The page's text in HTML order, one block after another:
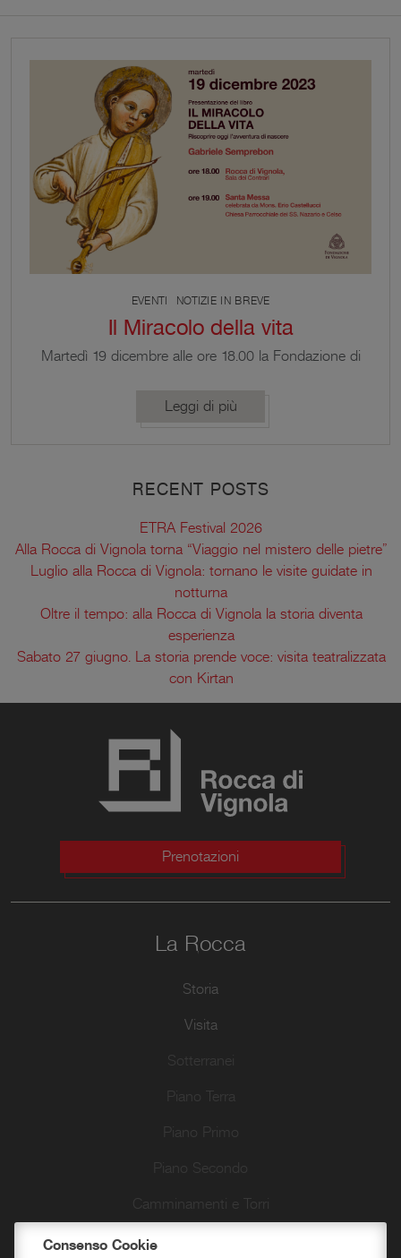
EVENTI NOTIZIE IN BREVE
Il Miracolo della vita
Martedì 19 dicembre alle ore 18.00 la Fondazione di
Contrari della Rocca di Vignola, la presentazione
del libro Il Miracolo della Vita di Gabriele
Leggi di più
RECENT POSTS
ETRA Festival 2026
Alla Rocca di Vignola torna “Viaggio nel mistero delle pietre”
Luglio alla Rocca di Vignola: tornano le visite guidate in
notturna
Oltre il tempo: alla Rocca di Vignola la storia diventa
esperienza
Sabato 27 giugno. La storia prende voce: visita teatralizzata
con Kirtan
Prenotazioni
La Rocca
Storia
Visita
Sotterranei
Piano Terra
Piano Primo
Piano Secondo
Camminamenti e Torri
Passeggiate d’autore
Consenso Cookie